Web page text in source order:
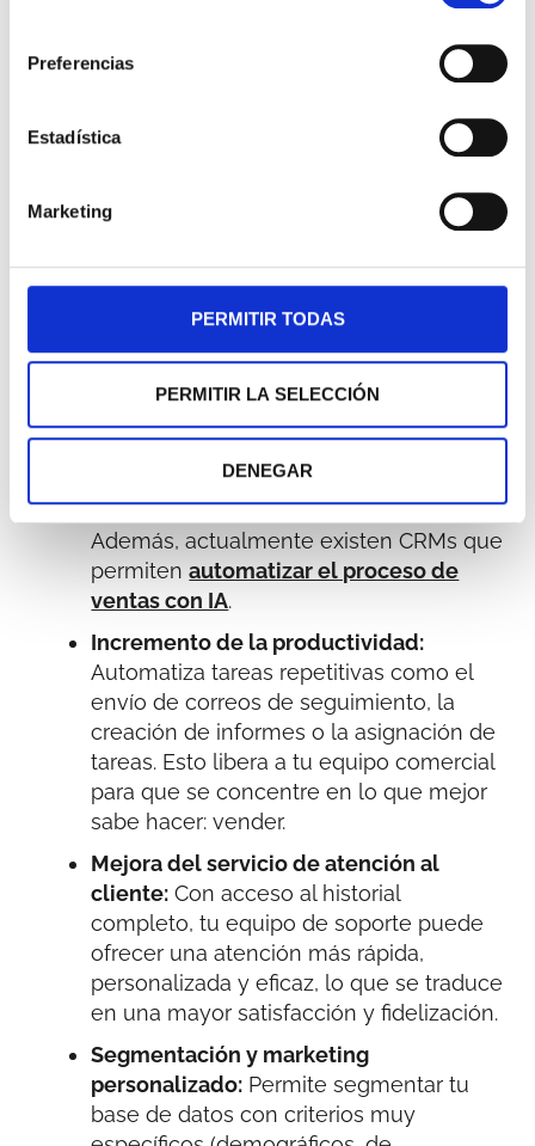
Preferencias
Estadística
Marketing
PERMITIR TODAS
PERMITIR LA SELECCIÓN
DENEGAR
Visión 360° del cliente:
Centraliza toda la
información de contacto, historial de
llamadas, reuniones), preferencias y
permite a cualquier miembro del equipo
entender el contexto completo de cada
cliente al instante.
CRM estandariza y automatiza el
embudo de ventas. Podrás hacer un
seguimiento preciso de cada
oportunidad, desde el primer contacto
botella y mejorar las previsiones de
ventas (forecasting) con datos reales.
Además, actualmente existen CRMs que
permitenautomatizar el proceso de
ventas con IA.
Incremento de la productividad:
Automatiza tareas repetitivas como el
envío de correos de seguimiento, la
creación de informes o la asignación de
tareas. Esto libera a tu equipo comercial
para que se concentre en lo que mejor
sabe hacer: vender.
Mejora del servicio de atención al
cliente: Con acceso al historial
completo, tu equipo de soporte puede
ofrecer una atención más rápida,
personalizada y eficaz, lo que se traduce
en una mayor satisfacción y fidelización.
Segmentación y marketing
personalizado: Permite segmentar tu
base de datos con criterios muy